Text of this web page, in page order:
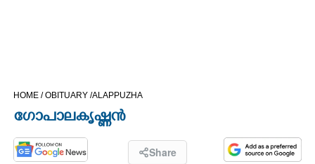
OPINION
HOME /OBITUARY /ALAPPUZHA
ഗോപാലകൃഷ്ണൻ
Share